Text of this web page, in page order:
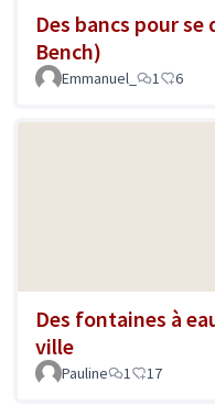
Des bancs pour
Bench)
Emmanuel_ 1 6
Des fontaines à
ville
Pauline 1 17